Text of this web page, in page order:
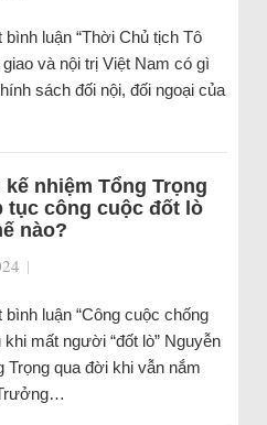
bình luận “Thời Chủ tịch Tô
và nội trị Việt Nam có gì
sách đối nội, đối ngoại của
nhiệm Tổng Trọng
tục công cuộc đốt lò
nào?
|
luận “Công cuộc chống
mất người “đốt lò” Nguyễn
Trọng qua đời khi vẫn nắm